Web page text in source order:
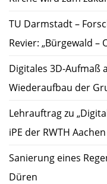
TU Darmstadt –
Revier: „Bürgewald –
Digitales 3D-Aufmaß
Wiederaufbau der
Lehrauftrag zu
iPE der RWTH Aachen
Sanierung eines
Düren